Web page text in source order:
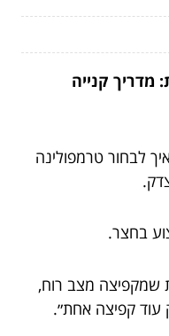
מדריך קנייה
לבחור טרמפולינה
בחצר.
שמקפיצה מצב רוח,
עוד קפיצה אחת״.